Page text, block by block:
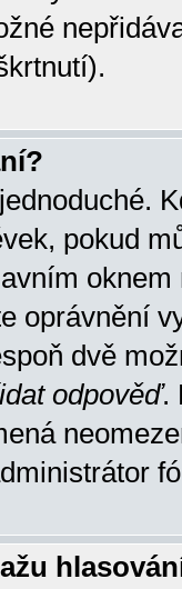
pokud
oknem
oprávnění
dvě
odpověď.